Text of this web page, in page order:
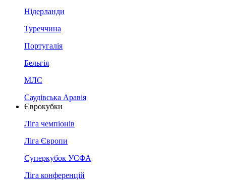
Нідерланди
Туреччина
Португалія
Бельгія
МЛС
Саудівська Аравія
Єврокубки
Ліга чемпіонів
Ліга Європи
Суперкубок УЄФА
Ліга конференцій